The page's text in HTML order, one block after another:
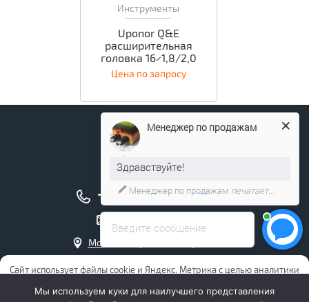
Инструменты
Uponor Q&E
расширительная
головка 16×1,8/2,0
Цена по запросу
+7 (495) 211-17-04
Москва, Чермянский проезд, д. 7
Интернет магазин Упонор
Сайт использует файлы cookie и Яндекс. Метрика с целью аналитики
использовать сайт, Вы даете ООО “ОВ” (ОГРН 1177746064649)
Мы используем куки для наилучшего представления
Введите сообщение
Менеджер по продажам
Здравствуйте!
Менеджер по продажам печатает...